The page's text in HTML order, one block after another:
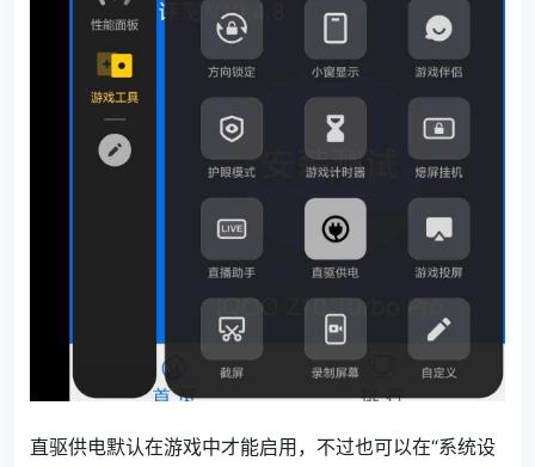
直驱供电默认在游戏中才能启用，不过也可以在“系统设